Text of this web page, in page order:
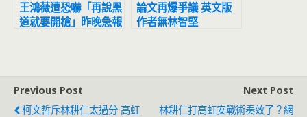
王鴻薇遭恐嚇「再說黑
道就要開槍」昨晚急報
論文再爆爭議 英文版
作者無林智堅
Previous Post
柯文哲斥林耕仁太過分 高虹
Next Post
林耕仁打高虹安戰術奏效了？網